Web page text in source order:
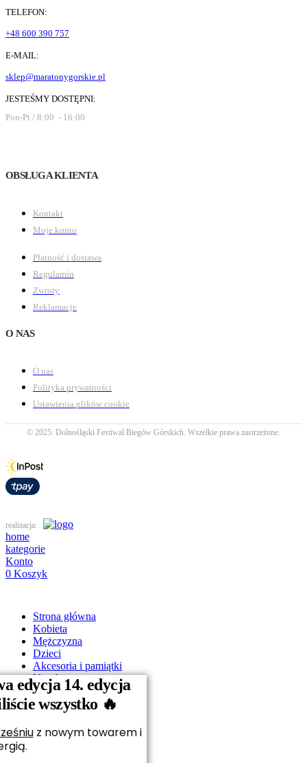
TELEFON:
+48 600 390 757
E-MAIL:
sklep@maratonygorskie.pl
JESTEŚMY DOSTĘPNI:
Pon-Pt / 8:00 - 16:00
OBSŁUGA KLIENTA
Kontakt
Moje konto
Płatność i dostawa
Regulamin
Zwroty
Reklamacje
O NAS
O nas
Polityka prywatności
Ustawienia plików cookie
© 2025. Dolnośląski Festiwal Biegów Górskich. Wszelkie prawa zastrzeżone.
realizacja:
home
kategorie
Konto
0 Koszyk
Strona główna
Kobieta
Mężczyzna
Dzieci
Akcesoria i pamiątki
Vouchery
O nas
Kontakt
edycja 14. edycja
wszystko 🔥
z nowym towarem i